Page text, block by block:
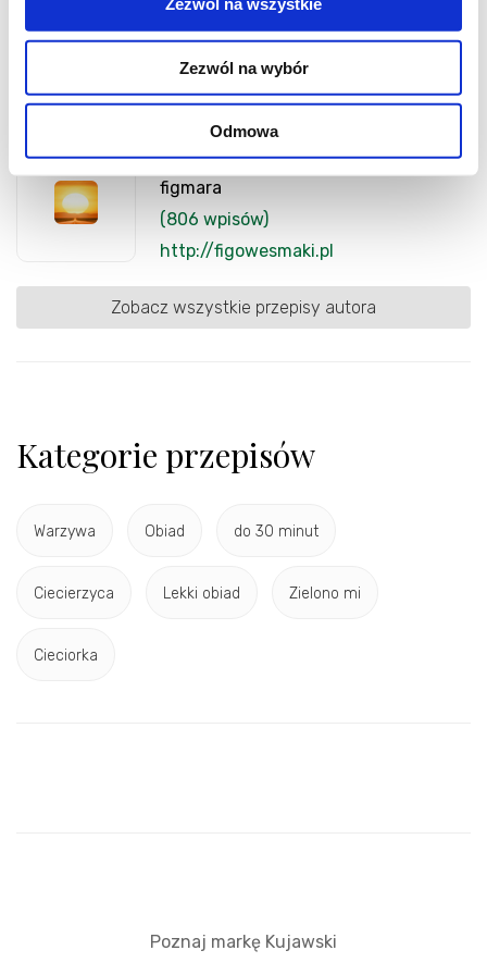
Zezwól na wybór
Odmowa
Autor
figmara
(806 wpisów)
http://figowesmaki.pl
Zobacz wszystkie przepisy autora
Kategorie przepisów
Warzywa Obiad do 30 minut
Ciecierzyca Lekki obiad Zielono mi
Cieciorka
Poznaj markę Kujawski